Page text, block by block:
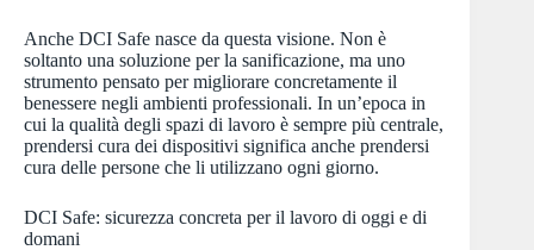
Anche DCI Safe nasce da questa visione. Non è
soltanto una soluzione per la sanificazione, ma uno
strumento pensato per migliorare concretamente il
benessere negli ambienti professionali. In un’epoca in
cui la qualità degli spazi di lavoro è sempre più centrale,
prendersi cura dei dispositivi significa anche prendersi
cura delle persone che li utilizzano ogni giorno.
DCI Safe: sicurezza concreta per il lavoro di oggi e di
domani